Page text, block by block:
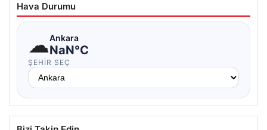
Hava Durumu
☁Ankara
NaN°C
ŞEHIR SEÇ